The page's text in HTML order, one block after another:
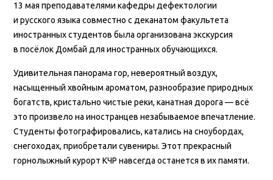
13 мая преподавателями кафедры дефектологии
и русского языка совместно с деканатом факультета
иностранных студентов была организована экскурсия
в посёлок Домбай для иностранных обучающихся.
Удивительная панорама гор, невероятный воздух,
насыщенный хвойным ароматом, разнообразие природных
богатств, кристально чистые реки, канатная дорога — всё
это произвело на иностранцев незабываемое впечатление.
Студенты фотографировались, катались на сноубордах,
снегоходах, приобретали сувениры. Этот прекрасный
горнолыжный курорт КЧР навсегда останется в их памяти.